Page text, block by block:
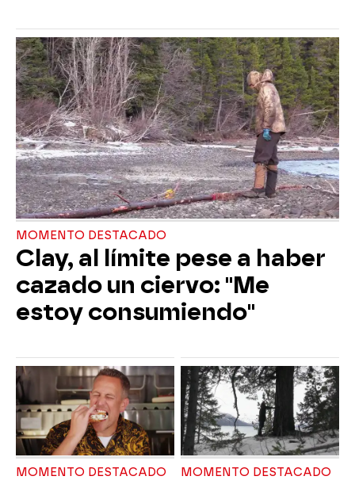
MOMENTO DESTACADO
Clay, al límite pese a haber
cazado un ciervo: "Me
estoy consumiendo"
MOMENTO DESTACADO MOMENTO DESTACADO